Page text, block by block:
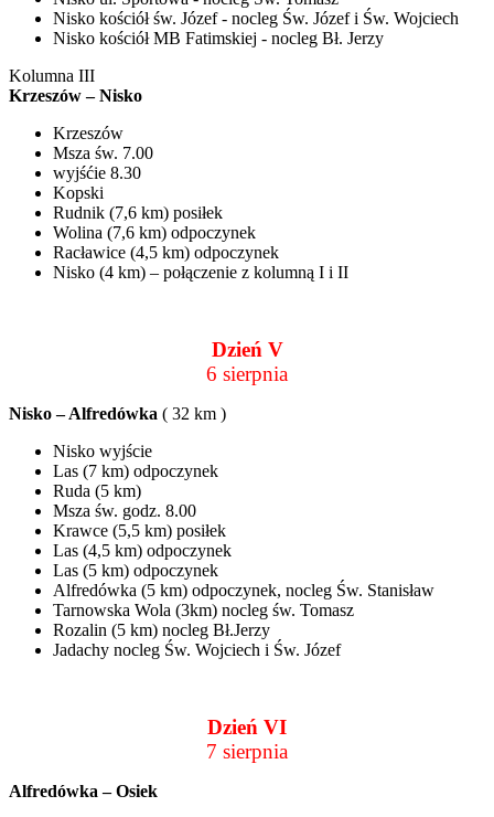
Nisko kościół św. Józef - nocleg Św. Józef i Św. Wojciech
Nisko kościół MB Fatimskiej - nocleg Bł. Jerzy
Kolumna III
Krzeszów – Nisko
Krzeszów
Msza św. 7.00
wyjśćie 8.30
Kopski
Rudnik (7,6 km) posiłek
Wolina (7,6 km) odpoczynek
Racławice (4,5 km) odpoczynek
Nisko (4 km) – połączenie z kolumną I i II
Dzień V
6 sierpnia
Nisko – Alfredówka ( 32 km )
Nisko wyjście
Las (7 km) odpoczynek
Ruda (5 km)
Msza św. godz. 8.00
Krawce (5,5 km) posiłek
Las (4,5 km) odpoczynek
Las (5 km) odpoczynek
Alfredówka (5 km) odpoczynek, nocleg Św. Stanisław
Tarnowska Wola (3km) nocleg św. Tomasz
Rozalin (5 km) nocleg Bł.Jerzy
Jadachy nocleg Św. Wojciech i Św. Józef
Dzień VI
7 sierpnia
Alfredówka – Osiek